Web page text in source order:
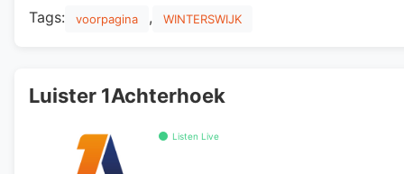
Tags: voorpagina , WINTERSWIJK
Luister 1Achterhoek
Listen Live